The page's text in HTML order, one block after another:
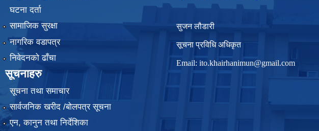
घटना दर्ता
सामाजिक सुरक्षा
नागरिक वडापत्र
निवेदनको ढाँचा
सूचनाहरु
सूचना तथा समाचार
सार्वजनिक खरीद /बोलपत्र सूचना
एन, कानुन तथा निर्देशिका
सुजन लौडारी
सूचना प्रविधि अधिकृत
Email: ito.khairhanimun@gmail.com